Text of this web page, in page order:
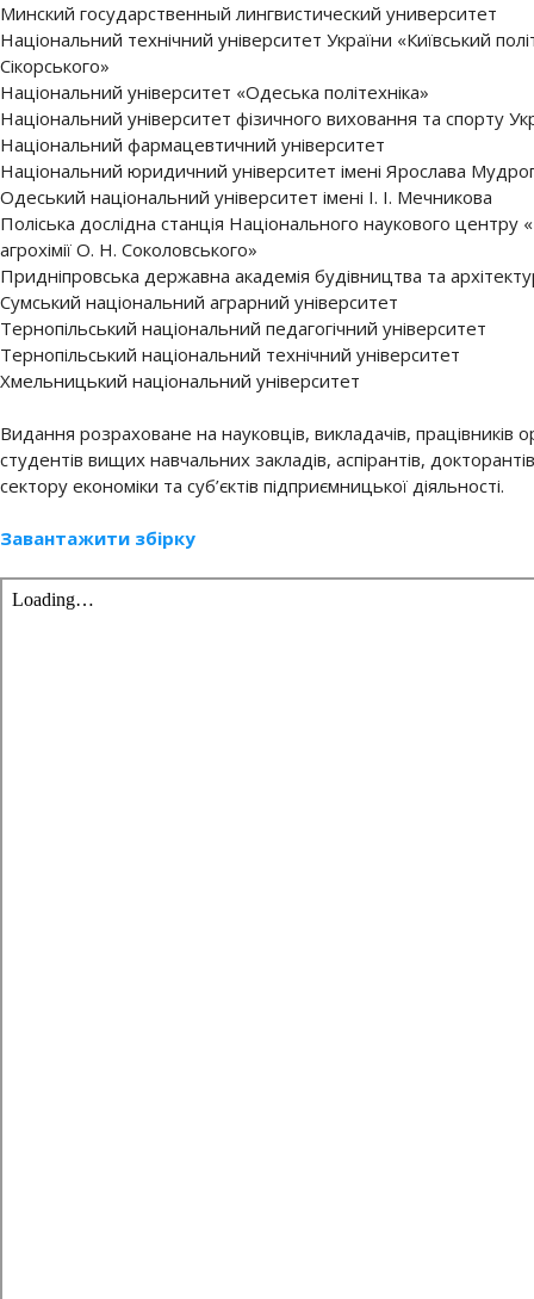
Минский государственный лингвистический университет
Національний технічний університет України «Київський
Сікорського»
Національний університет «Одеська політехніка»
Національний університет фізичного виховання та спорту
Національний фармацевтичний університет
Національний юридичний університет імені Ярослава
Одеський національний університет імені І. І. Мечникова
Поліська дослідна станція Національного наукового центру
агрохімії О. Н. Соколовського»
Придніпровська державна академія будівництва та
Сумський національний аграрний університет
Тернопільський національний педагогічний університет
Тернопільський національний технічний університет
Хмельницький національний університет
Видання розраховане на науковців, викладачів, працівників
студентів вищих навчальних закладів, аспірантів,
сектору економіки та суб’єктів підприємницької діяльності.
Завантажити збірку